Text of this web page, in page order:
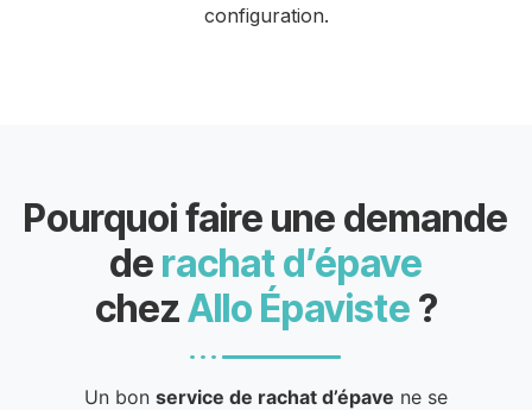
configuration.
Pourquoi faire une demande
de rachat d’épave
chezAllo Épaviste ?
Un bon service de rachat d’épave ne se